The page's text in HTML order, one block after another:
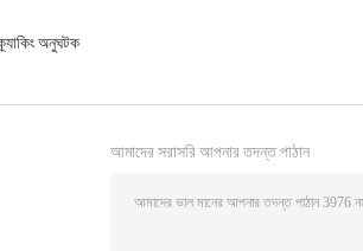
অনুঘটক
আমাদের সরাসরি আপনার তদন্ত পাঠান